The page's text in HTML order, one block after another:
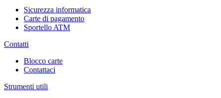
Sicurezza informatica
Carte di pagamento
Sportello ATM
Contatti
Blocco carte
Contattaci
Strumenti utili